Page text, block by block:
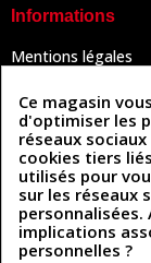
Informations
Mentions légales
Politique de
Politique des
Contactez-nous
Coordonnées
493 Chemin de
Ce magasin
d'optimiser les
réseaux
cookies tiers
utilisés pour
sur les réseaux
personnalisées.
implications
personnelles ?